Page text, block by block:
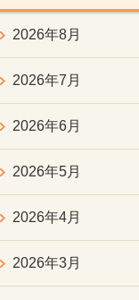
2026年8月
2026年7月
2026年6月
2026年5月
2026年4月
2026年3月